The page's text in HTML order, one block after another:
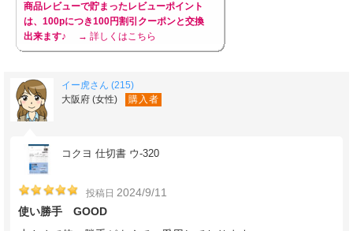
商品レビューで貯まったレビューポイント
は、100pにつき100円割引クーポンと交換
出来ます♪
→ 詳しくはこちら
イー虎さん (215)
大阪府 (女性)
購入者
コクヨ 仕切書 ウ-320
投稿日 2024/9/11
使い勝手 GOOD